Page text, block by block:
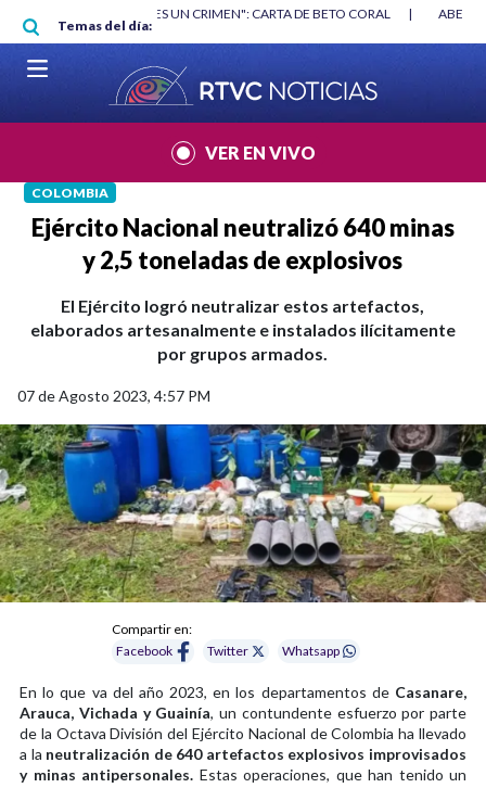
Pasar al contenido principal
Temas del día:
"HABLAR NO ES UN CRIMEN": CARTA DE BETO CORAL |
VER EN VIVO
COLOMBIA
Ejército Nacional neutralizó 640 minas
y 2,5 toneladas de explosivos
El Ejército logró neutralizar estos artefactos,
elaborados artesanalmente e instalados ilícitamente
por grupos armados.
07 de Agosto 2023, 4:57 PM
Compartir en:
Facebook
Twitter Whatsapp
En lo que va del año 2023, en los departamentos de Casanare,
Arauca, Vichada y Guainía, un contundente esfuerzo por parte
de la Octava División del Ejército Nacional de Colombia ha llevado
a la neutralización de 640 artefactos explosivos improvisados
y minas antipersonales. Estas operaciones, que han tenido un